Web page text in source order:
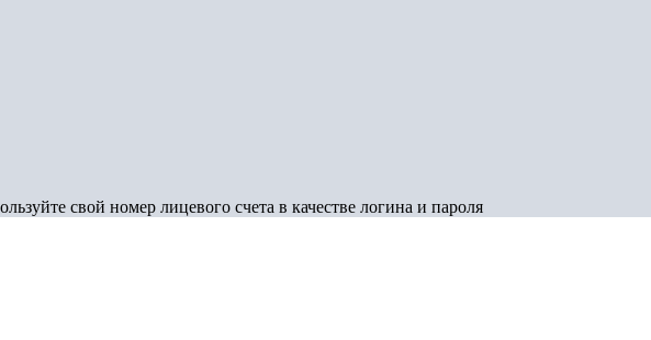
свой номер лицевого счета в качестве логина и пароля